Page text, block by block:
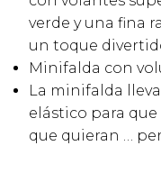
verde y una fina
un toque
Minifalda con
La minifalda
elástico para
que quieran …